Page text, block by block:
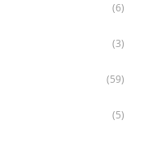
(6)
(3)
(59)
(5)